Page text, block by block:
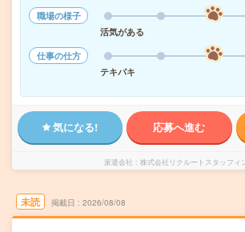
職場の様子
活気がある
仕事の仕方
テキパキ
気になる! 応募へ進む
派遣会社 株式会社リクルートスタッフィ
未読 掲載日 2026/08/08